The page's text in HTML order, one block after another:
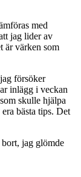
med
jag lider av
är värken som
försöker
inlägg i veckan
skulle hjälpa
bästa tips. Det
jag glömde